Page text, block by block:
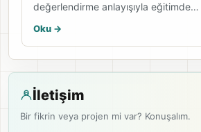
değerlendirme anlayışıyla eğitimde…
Oku ->
İletişim
Bir fikrin veya projen mi var? Konuşalım.